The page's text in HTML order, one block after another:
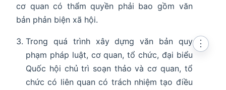
cơ quan có thẩm quyền phải bao gồm văn
bản phản biện xã hội.
Trong quá trình xây dựng văn bản quy
phạm pháp luật, cơ quan, tổ chức, đại biểu
Quốc hội chủ trì soạn thảo và cơ quan, tổ
chức có liên quan có trách nhiệm tạo điều
⋮